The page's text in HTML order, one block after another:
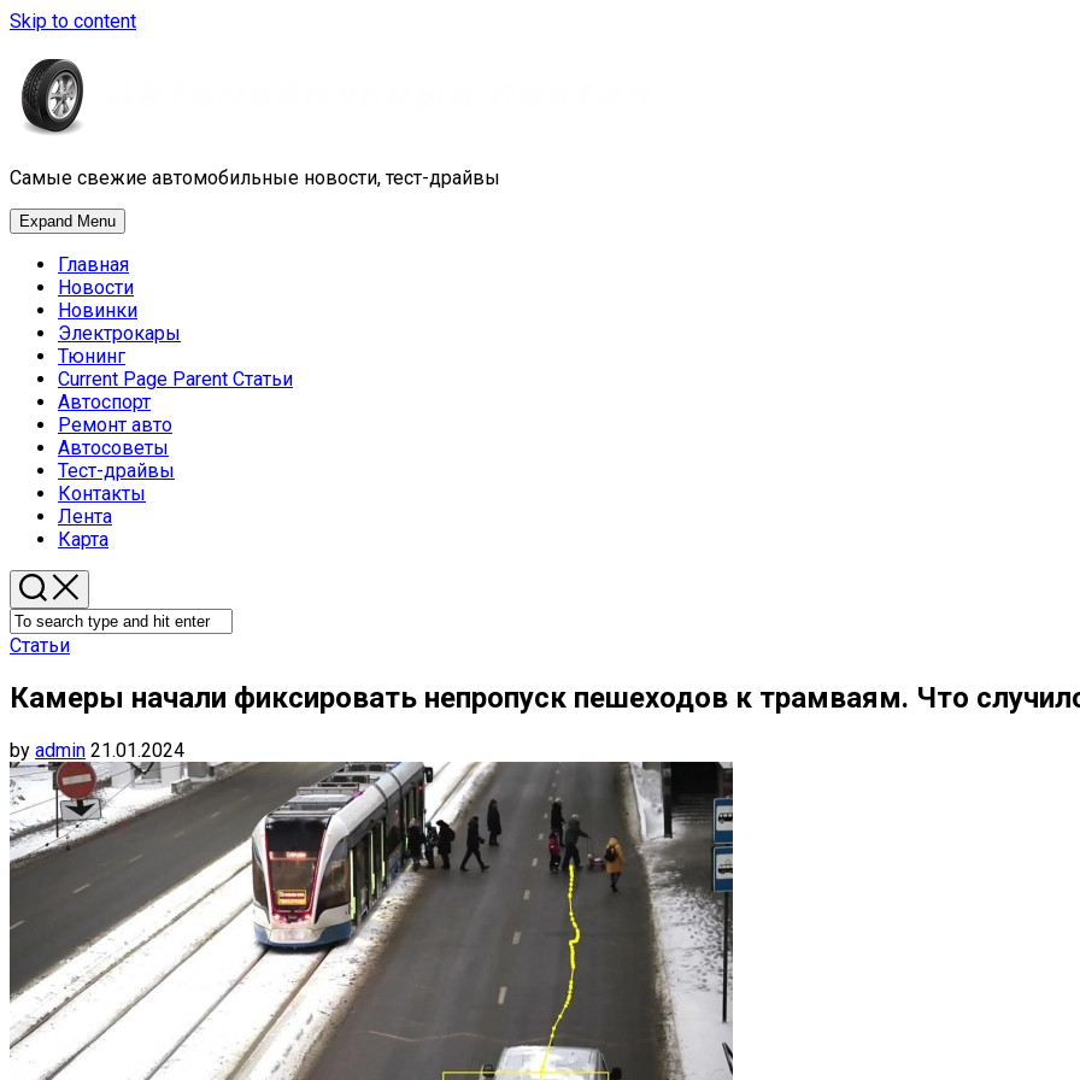
Skip to content
Самые свежие автомобильные новости, тест-драйвы
Expand Menu
Главная
Новости
Новинки
Электрокары
Тюнинг
Current Page Parent Статьи
Автоспорт
Ремонт авто
Автосоветы
Тест-драйвы
Контакты
Лента
Карта
Статьи
Камеры начали фиксировать непропуск пешеходов к трамваям. Что
by admin 21.01.2024